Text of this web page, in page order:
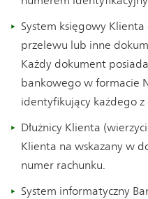
System księgowy
przelewu lub inne
Każdy dokument
bankowego w formacie
identyfikujący każdego z
Dłużnicy Klienta
Klienta na wskazany w
numer rachunku.
System informatyczny